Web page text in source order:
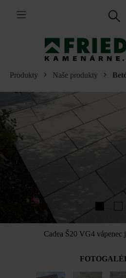
hlavný obsah
Produkty Naše produkty
Cadea Š20 VG4 vápenec